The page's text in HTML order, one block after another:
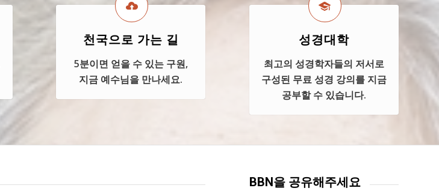
천국으로 가는 길
5분이면 얻을 수 있는 구원,
지금 예수님을 만나세요.
성경대학
최고의 성경학자들의 저서로
구성된 무료 성경 강의를 지금
공부할 수 있습니다.
BBN을 공유해주세요